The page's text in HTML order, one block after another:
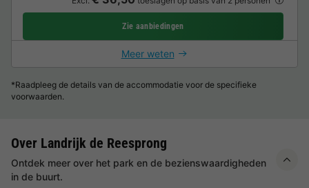
Zie aanbiedingen
Meer weten
*Raadpleeg de details van de accommodatie voor de specifieke
voorwaarden.
Over Landrijk de Reesprong
Ontdek meer over het park en de bezienswaardigheden
in de buurt.